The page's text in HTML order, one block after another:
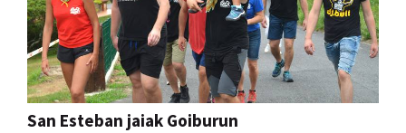
San Esteban jaiak Goiburun